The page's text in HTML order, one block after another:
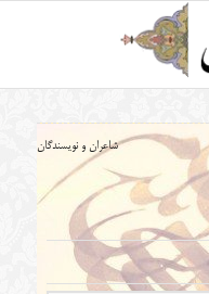
شاعران و نویسندگان